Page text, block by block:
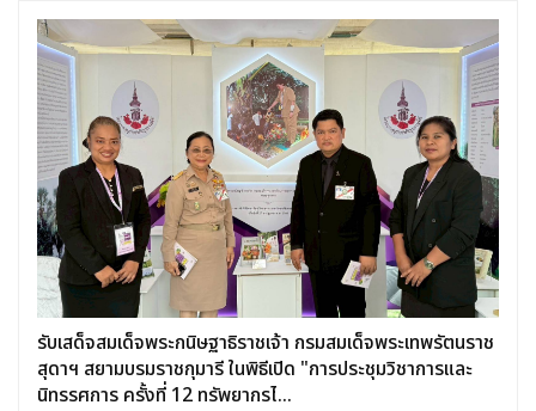
รับเสด็จสมเด็จพระกนิษฐาธิราชเจ้า กรมสมเด็จพระเทพรัตนราช
สุดาฯ สยามบรมราชกุมารี ในพิธีเปิด "การประชุมวิชาการและ
นิทรรศการ ครั้งที่ 12 ทรัพยากรไ...